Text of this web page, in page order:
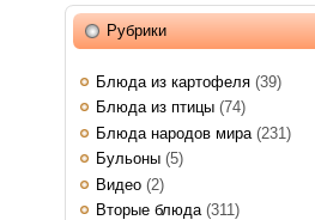
Рубрики
Блюда из картофеля (39)
Блюда из птицы (74)
Блюда народов мира (231)
Бульоны (5)
Видео (2)
Вторые блюда(311)